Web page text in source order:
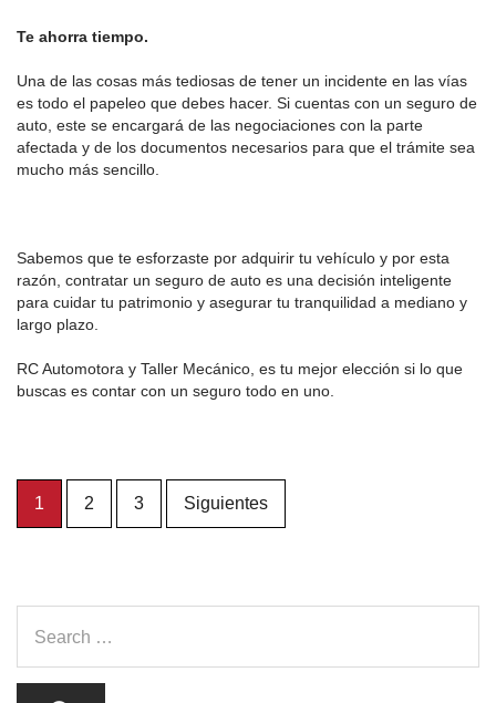
Te ahorra tiempo.
Una de las cosas más tediosas de tener un incidente en las vías
es todo el papeleo que debes hacer. Si cuentas con un seguro de
auto, este se encargará de las negociaciones con la parte
afectada y de los documentos necesarios para que el trámite sea
mucho más sencillo.
Sabemos que te esforzaste por adquirir tu vehículo y por esta
razón, contratar un seguro de auto es una decisión inteligente
para cuidar tu patrimonio y asegurar tu tranquilidad a mediano y
largo plazo.
RC Automotora y Taller Mecánico, es tu mejor elección si lo que
buscas es contar con un seguro todo en uno.
Paginación
de
1 2 3 Siguientes